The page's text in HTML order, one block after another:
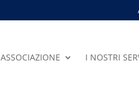
ASSOCIAZIONE I NOSTRI